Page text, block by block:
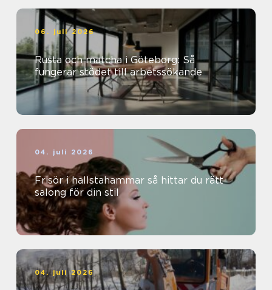
06. juli 2026
Rusta och matcha i Göteborg: Så
fungerar stödet till arbetssökande
04. juli 2026
Frisör i hallstahammar så hittar du rätt
salong för din stil
04. juli 2026